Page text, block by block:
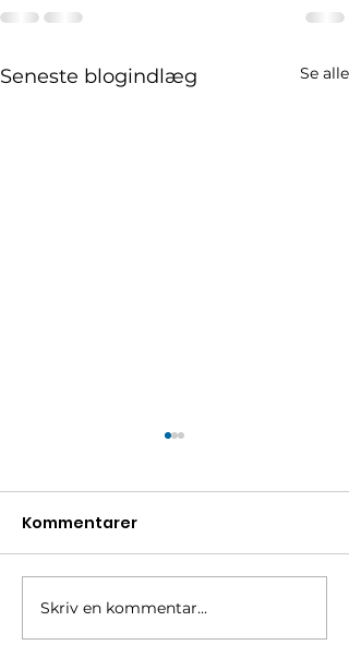
Seneste blogindlæg Se alle
Hudklinikkens
åbningstider over
Kommentarer
Skriv en kommentar...